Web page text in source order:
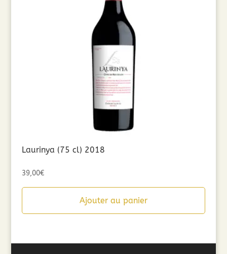
Laurinya (75 cl) 2018
39,00€
Ajouter au panier